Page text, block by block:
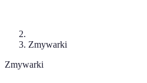
Zmywarki
Zmywarki